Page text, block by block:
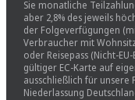
Sie monatliche
aber 2,8% des jeweils
der Folgeverfügungen
Verbraucher mit
oder Reisepass (Nicht-
gültiger EC-Karte auf
ausschließlich für unsere
Niederlassung